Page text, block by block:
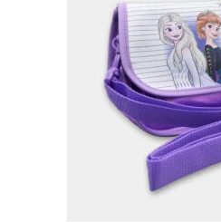
era:
11,95€.
es: